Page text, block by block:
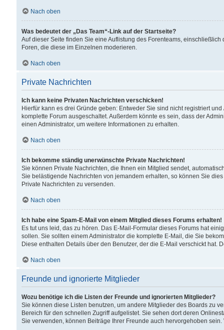
Nach oben
Was bedeutet der „Das Team“-Link auf der Startseite?
Auf dieser Seite finden Sie eine Auflistung des Forenteams,
Foren, die diese im Einzelnen moderieren.
Nach oben
Private Nachrichten
Ich kann keine Privaten Nachrichten verschicken!
Hierfür kann es drei Gründe geben: Entweder Sie sind nicht registriert
komplette Forum ausgeschaltet. Außerdem könnte es sein, dass der
einen Administrator, um weitere Informationen zu erhalten.
Nach oben
Ich bekomme ständig unerwünschte Private Nachrichten!
Sie können Private Nachrichten, die Ihnen ein Mitglied sendet,
Sie belästigende Nachrichten von jemandem erhalten, so können Sie
Private Nachrichten zu versenden.
Nach oben
Ich habe eine Spam-E-Mail von einem Mitglied dieses Forums erhalten!
Es tut uns leid, das zu hören. Das E-Mail-Formular dieses Forums hat
sollen. Sie sollten einem Administrator die komplette E-Mail, die Sie
Diese enthalten Details über den Benutzer, der die E-Mail verschickt hat.
Nach oben
Freunde und ignorierte Mitglieder
Wozu benötige ich die Listen der Freunde und ignorierten Mitglieder?
Sie können diese Listen benutzen, um andere Mitglieder des Boards zu
Bereich für den schnellen Zugriff aufgelistet. Sie sehen dort deren
Sie verwenden, können Beiträge Ihrer Freunde auch hervorgehoben